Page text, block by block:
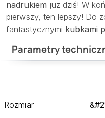
nadrukiem już dziś! W
pierwszy, ten lepszy! Do
fantastycznymi kubkami
Parametry
Rozmiar